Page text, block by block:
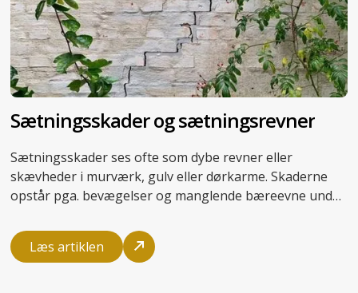
Sætningsskader og sætningsrevner
Sætningsskader ses ofte som dybe revner eller
skævheder i murværk, gulv eller dørkarme. Skaderne
opstår pga. bevægelser og manglende bæreevne under
sætningsskader vil fugning og lignende
symptombehandling derfor ikke løse problemet.
Læs artiklen